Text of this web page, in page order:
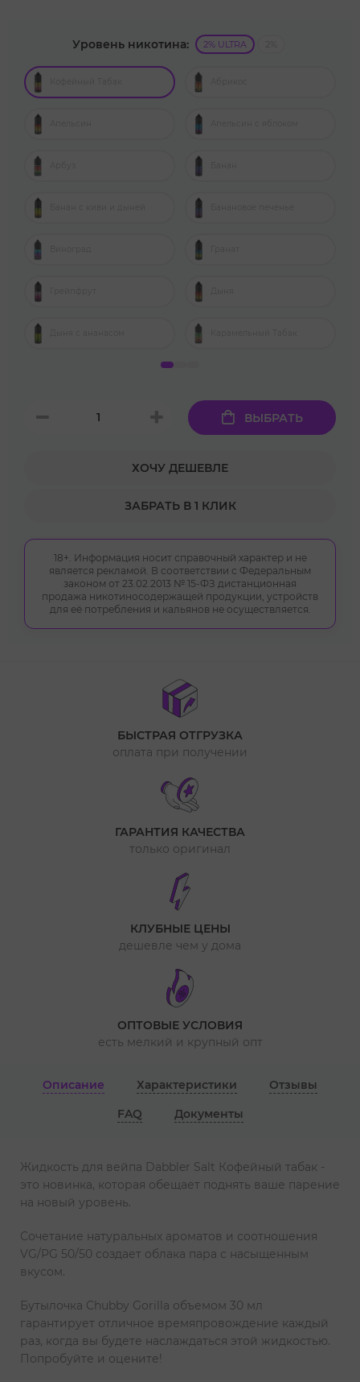
Уровень никотина: 2% ULTRA
ВЫБРАТЬ
ХОЧУ ДЕШЕВЛЕ
ЗАБРАТЬ В 1 КЛИК
18+. Информация носит справочный характер и не
является рекламой. В соответствии с Федеральным
законом от 23.02.2013 № 15-ФЗ дистанционная
продажа никотиносодержащей продукции, устройств
для её потребления и кальянов не осуществляется.
БЫСТРАЯ ОТГРУЗКА
оплата при получении
ГАРАНТИЯ КАЧЕСТВА
только оригинал
КЛУБНЫЕ ЦЕНЫ
дешевле чем у дома
ОПТОВЫЕ УСЛОВИЯ
есть мелкий и крупный опт
Описание Характеристики
Отзывы
FAQ
Документы
Жидкость для вейпа Dabbler Salt Кофейный табак -
это новинка, которая обещает поднять ваше парение
на новый уровень.
Сочетание натуральных ароматов и соотношения
VG/PG 50/50 создает облака пара с насыщенным
вкусом.
Бутылочка Chubby Gorilla объемом 30 мл
гарантирует отличное времяпровождение каждый
раз, когда вы будете наслаждаться этой жидкостью.
Попробуйте и оцените!